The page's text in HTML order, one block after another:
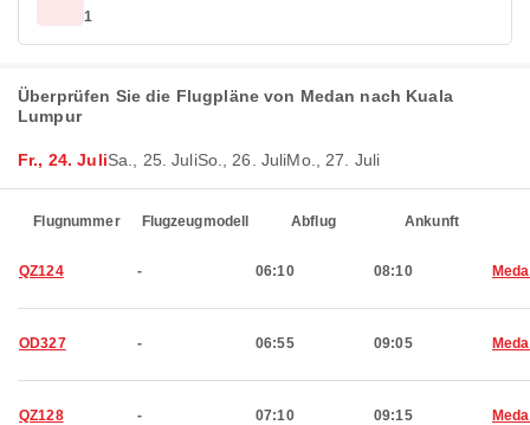
1
Überprüfen Sie die Flugpläne von Medan nach Kuala
Lumpur
Fr., 24. JuliSa., 25. JuliSo., 26. JuliMo., 27. Juli
Flugnummer Flugzeugmodell Abflug Ankunft
QZ124 - 06:10 08:10
OD327 - 06:55 09:05
QZ128 - 07:10 09:15